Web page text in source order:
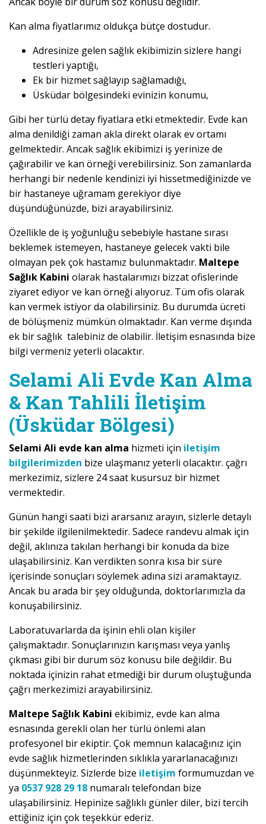
Kan alma fiyatlarımız oldukça bütçe dostudur.
Adresinize gelen sağlık ekibimizin sizlere hangi
testleri yaptığı,
Ek bir hizmet sağlayıp sağlamadığı,
Üsküdar bölgesindeki evinizin konumu,
Gibi her türlü detay fiyatlara etki etmektedir. Evde kan
alma denildiği zaman akla direkt olarak ev ortamı
gelmektedir. Ancak sağlık ekibimizi iş yerinize de
çağırabilir ve kan örneği verebilirsiniz. Son zamanlarda
herhangi bir nedenle kendinizi iyi hissetmediğinizde ve
bir hastaneye uğramam gerekiyor diye
düşündüğünüzde, bizi arayabilirsiniz.
Özellikle de iş yoğunluğu sebebiyle hastane sırası
beklemek istemeyen, hastaneye gelecek vakti bile
olmayan pek çok hastamız bulunmaktadır. Maltepe
Sağlık Kabini olarak hastalarımızı bizzat ofislerinde
ziyaret ediyor ve kan örneği alıyoruz. Tüm ofis olarak
kan vermek istiyor da olabilirsiniz. Bu durumda ücreti
de bölüşmeniz mümkün olmaktadır. Kan verme dışında
ek bir sağlık talebiniz de olabilir. İletişim esnasında bize
bilgi vermeniz yeterli olacaktır.
Selami Ali Evde Kan Alma
& Kan Tahlili İletişim
(Üsküdar Bölgesi)
Selami Ali evde kan alma hizmeti için iletişim
bilgilerimizden bize ulaşmanız yeterli olacaktır. çağrı
merkezimiz, sizlere 24 saat kusursuz bir hizmet
vermektedir.
Günün hangi saati bizi ararsanız arayın, sizlerle detaylı
bir şekilde ilgilenilmektedir. Sadece randevu almak için
değil, aklınıza takılan herhangi bir konuda da bize
ulaşabilirsiniz. Kan verdikten sonra kısa bir süre
içerisinde sonuçları söylemek adına sizi aramaktayız.
Ancak bu arada bir şey olduğunda, doktorlarımızla da
konuşabilirsiniz.
Laboratuvarlarda da işinin ehli olan kişiler
çalışmaktadır. Sonuçlarınızın karışması veya yanlış
çıkması gibi bir durum söz konusu bile değildir. Bu
noktada içinizin rahat etmediği bir durum oluştuğunda
çağrı merkezimizi arayabilirsiniz.
Maltepe Sağlık Kabini ekibimiz, evde kan alma
esnasında gerekli olan her türlü önlemi alan
profesyonel bir ekiptir. Çok memnun kalacağınız için
evde sağlık hizmetlerinden sıklıkla yararlanacağınızı
düşünmekteyiz. Sizlerde bize iletişim formumuzdan ve
ya 0537 928 29 18 numaralı telefondan bize
ulaşabilirsiniz. Hepinize sağlıklı günler diler, bizi tercih
ettiğiniz için çok teşekkür ederiz.